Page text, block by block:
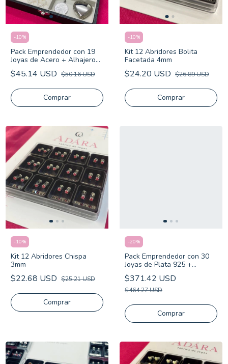
-10%
Pack Emprendedor con 19
Joyas de Acero + Alhajero
Incluido
$45.14 USD $50.16 USD
-10%
Kit 12 Abridores Bolita
Facetada 4mm
$24.20 USD $26.89 USD
-10%
Kit 12 Abridores Chispa
3mm
$22.68 USD $25.21 USD
Comprar
-20%
Pack Emprendedor con 30
Joyas de Plata 925 +
Alhajero Gratis
$371.42 USD
$464.27 USD